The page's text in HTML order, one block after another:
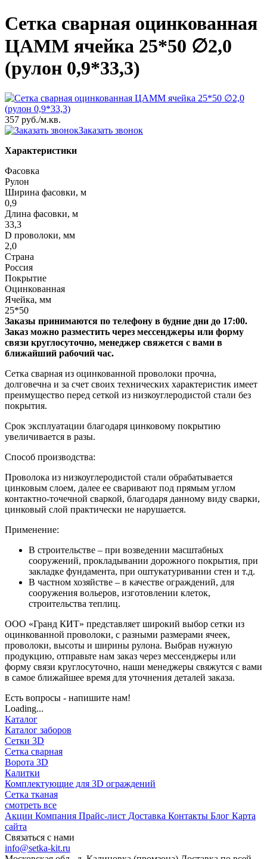
Сетка сварная оцинкованная
ЦАММ ячейка 25*50 ∅2,0
(рулон 0,9*33,3)
357 руб./м.кв.
Заказать звонок
Характеристики
Фасовка
Рулон
Ширина фасовки, м
0,9
Длина фасовки, м
33,3
D проволоки, мм
2,0
Страна
Россия
Покрытие
Оцинкованная
Ячейка, мм
25*50
Заказы принимаются по телефону в будние дни до 17:00.
Заказ можно разместить через мессенджеры или форму
связи круглосуточно, менеджер свяжется с вами в
ближайший рабочий час.
Сетка сварная из оцинкованной проволоки прочна,
долговечна и за счет своих технических характеристик имеет
преимущество перед сеткой из низкоуглеродистой стали без
покрытия.
Срок эксплуатации благодаря цинковому покрытию
увеличивается в разы.
Способ производства:
Проволока из низкоуглеродистой стали обрабатывается
цинковым слоем, далее ее сваривают под прямым углом
контактно-точечной сваркой, благодаря данному виду сварки,
цинковый слой практически не нарушается.
Применение:
В строительстве – при возведении масштабных
сооружений, прокладывании дорожного покрытия, при
закладке фундамента, при оштукатуривании стен и т.д.
В частном хозяйстве – в качестве ограждений, для
сооружения вольеров, изготовлении клеток,
строительства теплиц.
ООО «Гранд КИТ» представляет широкий выбор сетки из
оцинкованной проволоки, с разными размерами ячеек,
проволоки, высоты и ширины рулона. Выбрав нужную
продукцию, отправьте нам заказ через мессенджеры или
форму связи круглосуточно, наши менеджеры свяжутся с вами
в самое ближайшее время для уточнения деталей заказа.
Есть вопросы - напишите нам!
Loading...
Каталог
Каталог заборов
Сетки 3D
Сетка сварная
Ворота 3D
Калитки
Комплектующие для 3D ограждений
Сетка тканая
смотреть все
Акции Компания Прайс-лист Доставка Контакты Блог Карта
сайта
Связаться с нами
info@setka-kit.ru